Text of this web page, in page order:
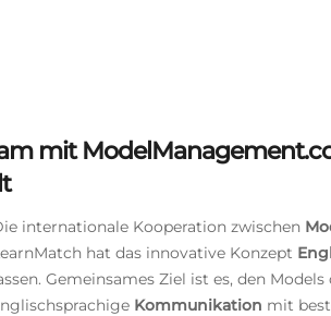
mit
internationale Kooperation zwischen
hat das innovative Konzept
Gemeinsames Ziel ist es, den
Kommunikation mit